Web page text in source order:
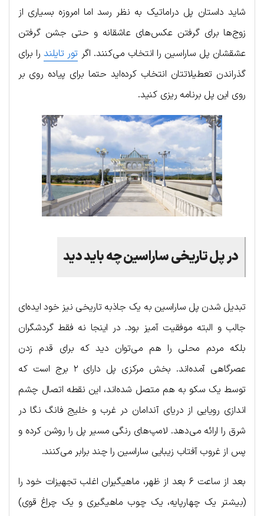
شاید داستان پل دراماتیک به نظر رسد اما امروزه بسیاری از
زوج‌ها برای گرفتن عکس‌های عاشقانه و حتی جشن گرفتن
عشقشان پل ساراسین را انتخاب می‌کنند. اگر تور تایلندرا برای
گذراندن تعطیلاتتان انتخاب کرده‌اید حتما برای پیاده روی بر
روی این پل برنامه ریزی کنید.
در پل تاریخی ساراسین چه باید دید
تبدیل شدن پل ساراسین به یک جاذبه تاریخی نیز خود ایده‌ای
جالب و البته موفقیت آمیز بود. در اینجا نه فقط گردشگران
بلکه مردم محلی را هم می‌توان دید که برای قدم زدن
عصرگاهی آمده‌اند. بخش مرکزی پل دارای ۲ برج است که
توسط یک سکو به هم متصل شده‌اند، این نقطه اتصال چشم
اندازی رویایی از دریای آندامان در غرب و خلیج فانگ نگا در
شرق را ارائه می‌دهد. لامپ‌های رنگی مسیر پل را روشن کرده و
پس از غروب آفتاب زیبایی ساراسین را چند برابر می‌کنند.
بعد از ساعت ۶ بعد از ظهر، ماهیگیران اغلب تجهیزات خود را
(بیشتر یک چهارپایه، یک چوب ماهیگیری و یک چراغ قوی)